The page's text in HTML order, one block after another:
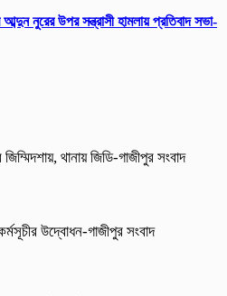
নুরের উপর সন্ত্রাসী হামলায় প্রতিবাদ সভা-
থানায় জিডি-গাজীপুর সংবাদ
উদ্বোধন-গাজীপুর সংবাদ